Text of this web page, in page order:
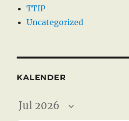
TTIP
Uncategorized
KALENDER